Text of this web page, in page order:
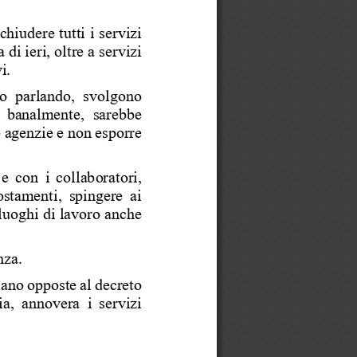
tutti i servizi
di ieri, oltre a servizi
parlando,  svolgono
sarebbe
e non esporre
con i collaboratori,
spingere ai
di lavoro anche
opposte al decreto
annovera i servizi